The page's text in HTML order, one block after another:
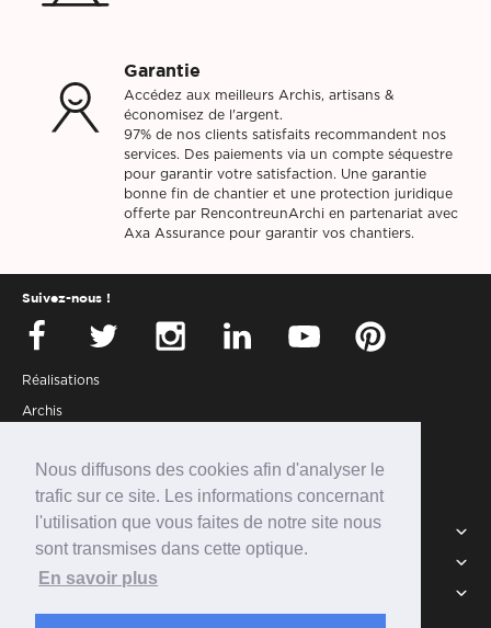
Nous diffusons des cookies afin d'analyser le
trafic sur ce site. Les informations concernant
l'utilisation que vous faites de notre site nous
sont transmises dans cette optique.
En savoir plus
Garantie
Accédez aux meilleurs Archis, artisans &
économisez de l'argent.
97% de nos clients satisfaits recommandent nos
services. Des paiements via un compte séquestre
pour garantir votre satisfaction. Une garantie
bonne fin de chantier et une protection juridique
offerte par RencontreunArchi en partenariat avec
Axa Assurance pour garantir vos chantiers.
Réalisations
Archis
Partenaires
Connexion
Suivez-nous !